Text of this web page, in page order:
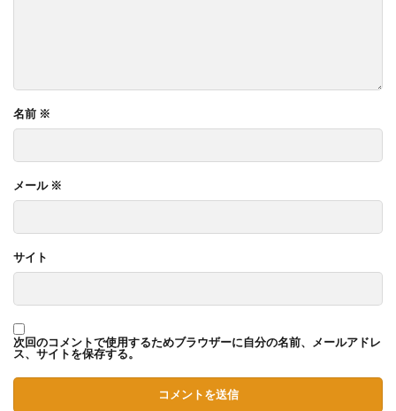
名前 ※
メール ※
サイト
次回のコメントで使用するためブラウザーに自分の名前、メールアドレ
ス、サイトを保存する。